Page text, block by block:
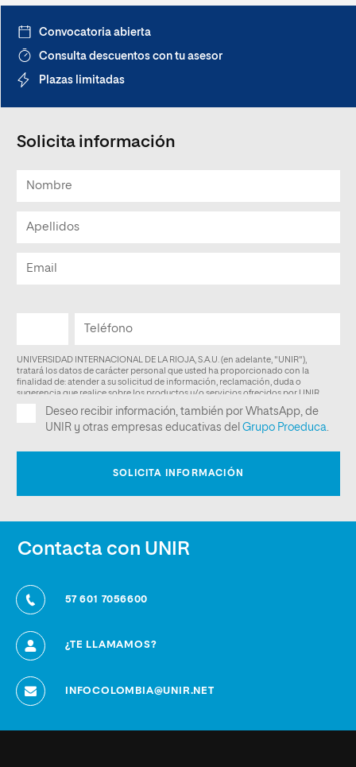
cultural
Convocatoria abierta
Consulta descuentos con tu asesor
Plazas limitadas
Solicita información
Contacta con UNIR
57 601 7056600
¿TE LLAMAMOS?
INFOCOLOMBIA@UNIR.NET